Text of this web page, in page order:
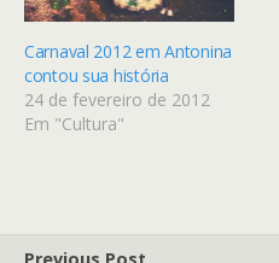
Carnaval 2012 em Antonina
contou sua história
24 de fevereiro de 2012
Em "Cultura"